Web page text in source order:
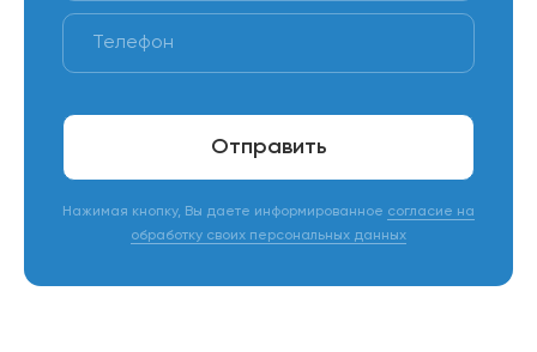
Отправить
Нажимая кнопку, Вы даете информированное согласие на
обработку своих персональных данных